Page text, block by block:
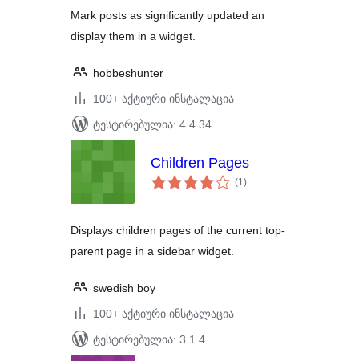
Mark posts as significantly updated an
display them in a widget.
hobbeshunter
100+ აქტიური ინსტალაცია
ტესტირებულია: 4.4.34
Children Pages
(1საერთო
რეიტინგი
)
Displays children pages of the current top-
parent page in a sidebar widget.
swedish boy
100+ აქტიური ინსტალაცია
ტესტირებულია: 3.1.4